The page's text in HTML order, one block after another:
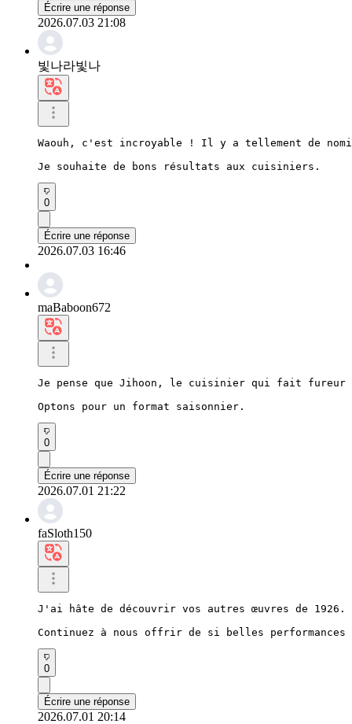
Écrire une réponse
2026.07.03 21:08
빛나라빛나
Waouh, c'est incroyable ! Il y a tellement de
Je souhaite de bons résultats aux cuisiniers.
0
Écrire une réponse
2026.07.03 16:46
maBaboon672
Je pense que Jihoon, le cuisinier qui fait fureur
Optons pour un format saisonnier.
0
Écrire une réponse
2026.07.01 21:22
faSloth150
J'ai hâte de découvrir vos autres œuvres de 1926.
Continuez à nous offrir de si belles
0
Écrire une réponse
2026.07.01 20:14